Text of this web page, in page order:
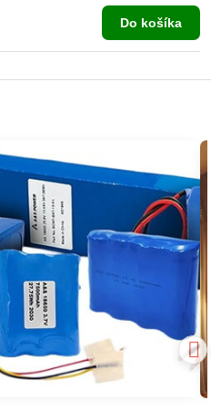
Do košíka